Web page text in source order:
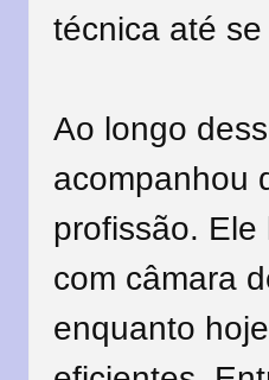
técnica até
Ao longo
acompanhou
profissão.
com câmara
enquanto